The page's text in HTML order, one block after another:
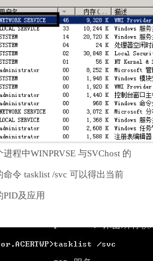
程中WINPRVSE 与SVChost 的
令 tasklist /svc 可以得出当前
PID及应用